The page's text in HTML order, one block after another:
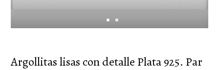
Argollitas lisas con detalle Plata 925. Par